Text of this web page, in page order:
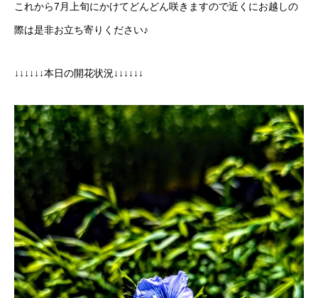
これから7月上旬にかけてどんどん咲きますので近くにお越しの
際は是非お立ち寄りください♪
↓↓↓↓↓↓本日の開花状況↓↓↓↓↓↓